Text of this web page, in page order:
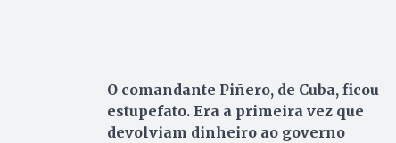
O comandante Piñero, de Cuba, ficou
estupefato. Era a primeira vez que
devolviam dinheiro ao governo